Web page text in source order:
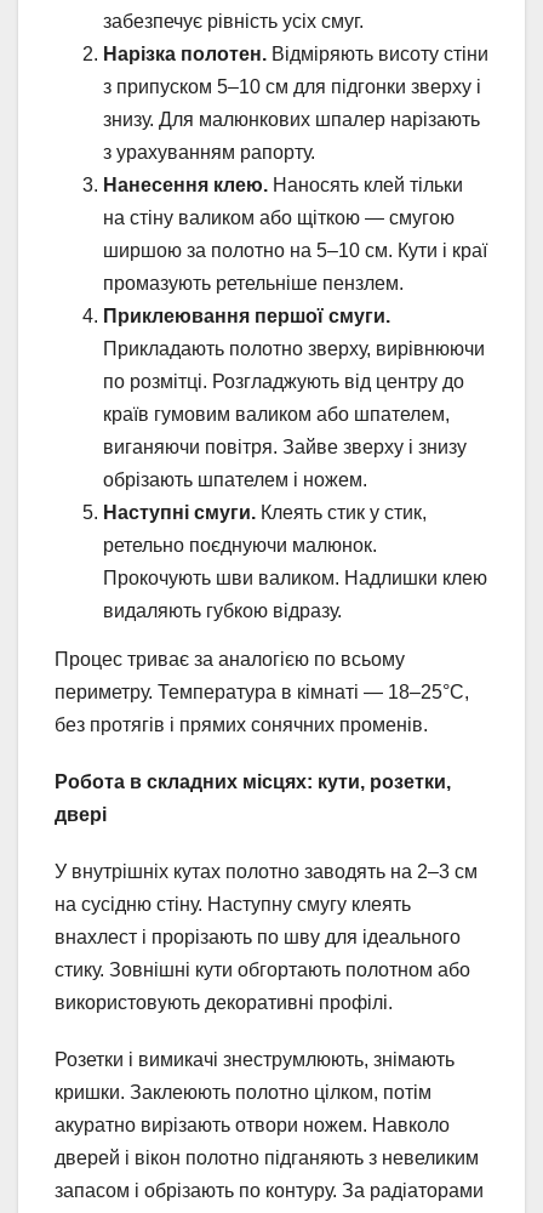
забезпечує рівність усіх смуг.
Нарізка полотен. Відміряють висоту стіни
з припуском 5–10 см для підгонки зверху і
знизу. Для малюнкових шпалер нарізають
з урахуванням рапорту.
Нанесення клею. Наносять клей тільки
на стіну валиком або щіткою — смугою
ширшою за полотно на 5–10 см. Кути і краї
промазують ретельніше пензлем.
Приклеювання першої смуги.
Прикладають полотно зверху, вирівнюючи
по розмітці. Розгладжують від центру до
країв гумовим валиком або шпателем,
виганяючи повітря. Зайве зверху і знизу
обрізають шпателем і ножем.
Наступні смуги. Клеять стик у стик,
ретельно поєднуючи малюнок.
Прокочують шви валиком. Надлишки клею
видаляють губкою відразу.
Процес триває за аналогією по всьому
периметру. Температура в кімнаті — 18–25°C,
без протягів і прямих сонячних променів.
Робота в складних місцях: кути, розетки,
двері
У внутрішніх кутах полотно заводять на 2–3 см
на сусідню стіну. Наступну смугу клеять
внахлест і прорізають по шву для ідеального
стику. Зовнішні кути обгортають полотном або
використовують декоративні профілі.
Розетки і вимикачі знеструмлюють, знімають
кришки. Заклеюють полотно цілком, потім
акуратно вирізають отвори ножем. Навколо
дверей і вікон полотно підганяють з невеликим
запасом і обрізають по контуру. За радіаторами